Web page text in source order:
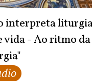
interpreta
vida - Ao ritmo da